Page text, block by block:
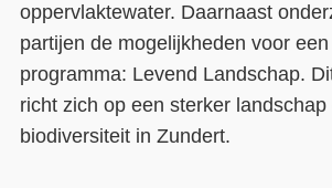
oppervlaktewater. Daarnaast
partijen de mogelijkheden voor
programma: Levend Landschap.
richt zich op een sterker landschap
biodiversiteit in Zundert.